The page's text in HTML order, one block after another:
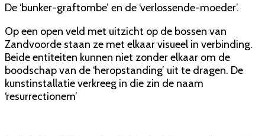
De ‘bunker-graftombe’ en de ‘verlossende-moeder’.
Op een open veld met uitzicht op de bossen van
Zandvoorde staan ze met elkaar visueel in verbinding.
Beide entiteiten kunnen niet zonder elkaar om de
boodschap van de ‘heropstanding’ uit te dragen. De
kunstinstallatie verkreeg in die zin de naam
‘resurrectionem’